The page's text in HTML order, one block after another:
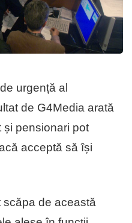
urgență al
de G4Media arată
și pensionari pot
acceptă să își
scăpa de această